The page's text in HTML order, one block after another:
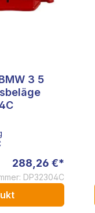
3 5
288,26 €*
DP32304C